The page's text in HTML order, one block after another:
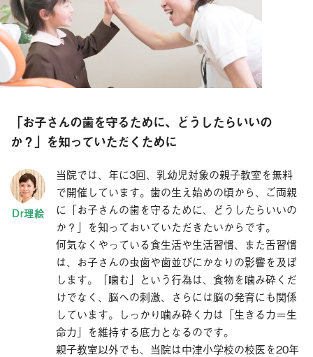
「お子さんの歯を守るために、どうしたらいいの
か？」を知っていただくために
当院では、年に3回、乳幼児対象の親子教室を無料
で開催しています。歯の生え始めの頃から、ご両親
に「お子さんの歯を守るために、どうしたらいいの
か？」を知っておいていただきたいからです。
何気なくやっている食生活や生活習慣、また舌習慣
は、お子さんの虫歯や歯並びにかなりの影響を及ぼ
します。「噛む」という行為は、食物を噛み砕くだ
けでなく、脳への刺激、さらには脳の発育にも関係
しています。しっかり噛み砕く力は「生きる力＝生
命力」を維持する底力となるのです。
親子教室以外でも、当院は中津小学校の校医を20年